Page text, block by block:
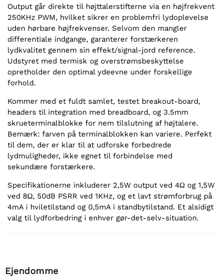
Output går direkte til højttalerstifterne via en højfrekvent
250KHz PWM, hvilket sikrer en problemfri lydoplevelse
uden hørbare højfrekvenser. Selvom den mangler
differentiale indgange, garanterer forstærkeren
lydkvalitet gennem sin effekt/signal-jord reference.
Udstyret med termisk og overstrømsbeskyttelse
opretholder den optimal ydeevne under forskellige
forhold.
Kommer med et fuldt samlet, testet breakout-board,
headers til integration med breadboard, og 3.5mm
skrueterminalblokke for nem tilslutning af højtalere.
Bemærk: farven på terminalblokken kan variere. Perfekt
til dem, der er klar til at udforske forbedrede
lydmuligheder, ikke egnet til forbindelse med
sekundære forstærkere.
Specifikationerne inkluderer 2,5W output ved 4Ω og 1,5W
ved 8Ω, 50dB PSRR ved 1KHz, og et lavt strømforbrug på
4mA i hviletilstand og 0,5mA i standbytilstand. Et alsidigt
valg til lydforbedring i enhver gør-det-selv-situation.
Ejendomme